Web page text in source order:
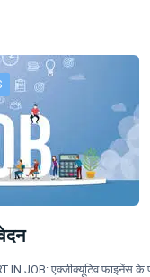
JOB: एक्जीक्यूटिव फाइनेंस के